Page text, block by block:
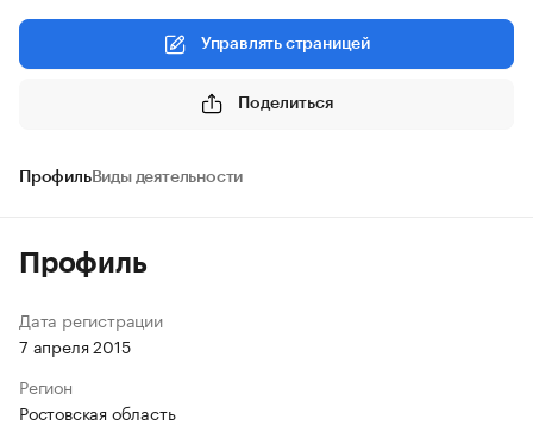
Управлять страницей
Поделиться
ПрофильВиды деятельности
Профиль
Дата регистрации
7 апреля 2015
Регион
Ростовская область